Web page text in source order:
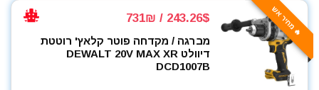
🔥 מחיר אש 243.26$ / 731₪
מברגה / מקדחה פוטר קלאץ' רוטטת
דיוולט DEWALT 20V MAX XR
DCD1007B